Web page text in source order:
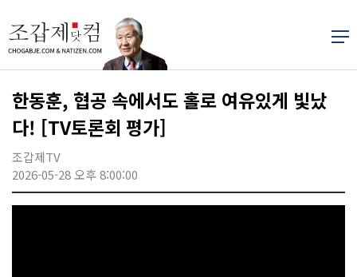
한동훈, 협공 속에서도 홀로 여유있게 빛났
다! [TV토론회 평가]
조갑제TV
2026-05-28 오후 8:00:00